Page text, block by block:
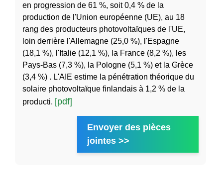
en progression de 61 %, soit 0,4 % de la
production de l'Union européenne (UE), au 18
rang des producteurs photovoltaïques de l'UE,
loin derrière l'Allemagne (25,0 %), l'Espagne
(18,1 %), l'Italie (12,1 %), la France (8,2 %), les
Pays-Bas (7,3 %), la Pologne (5,1 %) et la Grèce
(3,4 %) . L'AIE estime la pénétration théorique du
solaire photovoltaïque finlandais à 1,2 % de la
producti. [pdf]
Envoyer des pièces
jointes >>